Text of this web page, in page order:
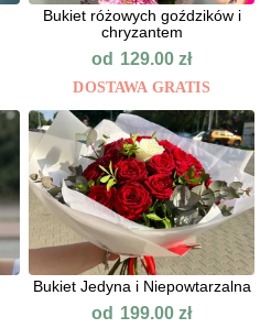
Bukiet różowych goździków i
chryzantem
od 129.00zł
DOSTAWA GRATIS
Bukiet Jedyna i Niepowtarzalna
od 199.00zł